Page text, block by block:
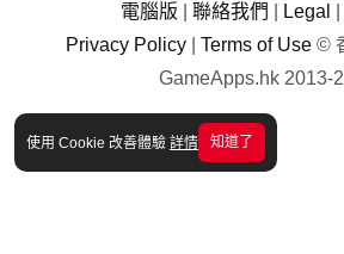
使用 Cookie 改善體驗 詳情 知道了
電腦版 聯絡我們 Legal
Privacy Policy
Terms of Use ©
GameApps.hk 2013-